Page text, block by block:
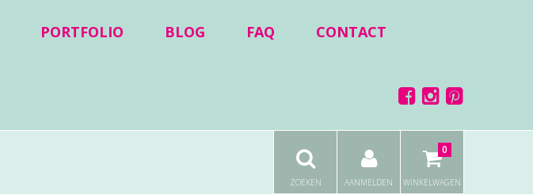
PORTFOLIO BLOG FAQ CONTACT
ZOEKEN AANMELDEN WINKELWAGEN
0